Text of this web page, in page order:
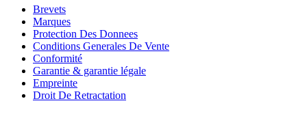
Brevets
Marques
Protection Des Donnees
Conditions Generales De Vente
Conformité
Garantie & garantie légale
Empreinte
Droit De Retractation